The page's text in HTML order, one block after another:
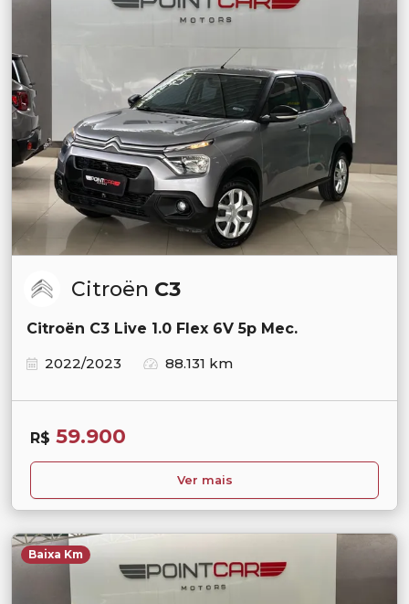
Citroën C3
Citroën C3 Live 1.0 Flex 6V 5p Mec.
2022/2023
88.131 km
R$ 59.900
Ver mais
Baixa Km